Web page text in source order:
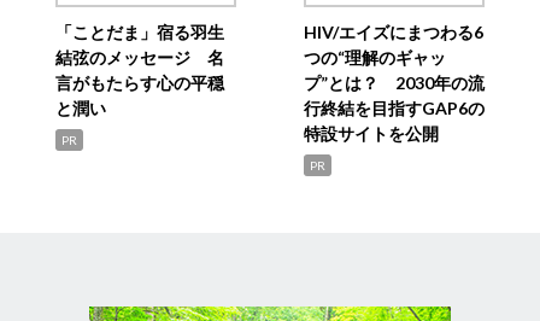
「ことだま」宿る羽生
結弦のメッセージ 名
言がもたらす心の平穏
と潤い
PR
HIV/エイズにまつわる6
つの“理解のギャッ
プ”とは？ 2030年の流
行終結を目指すGAP6の
特設サイトを公開
PR